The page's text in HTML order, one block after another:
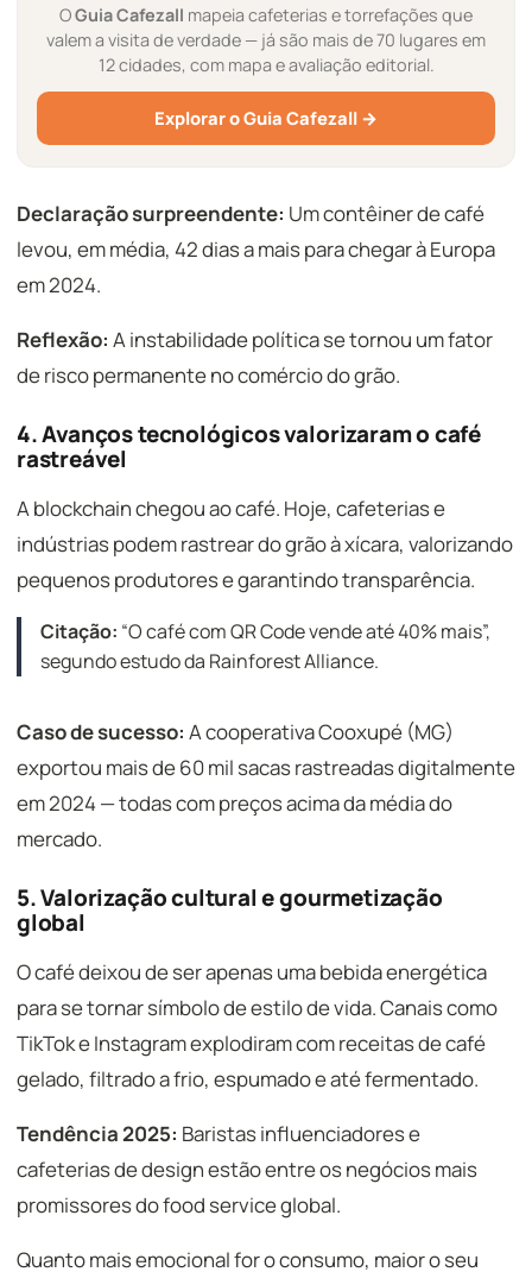
OGuia Cafezall mapeia cafeterias e torrefações que
valem a visita de verdade — já são mais de 70 lugares em
12 cidades, com mapa e avaliação editorial.
Explorar o Guia Cafezall →
Declaração surpreendente: Um contêiner de café
levou, em média, 42 dias a mais para chegar à Europa
em 2024.
Reflexão: A instabilidade política se tornou um fator
de risco permanente no comércio do grão.
4. Avanços tecnológicos valorizaram o café
rastreável
A blockchain chegou ao café. Hoje, cafeterias e
indústrias podem rastrear do grão à xícara, valorizando
pequenos produtores e garantindo transparência.
Citação: “O café com QR Code vende até 40% mais”,
segundo estudo da Rainforest Alliance.
Caso de sucesso: A cooperativa Cooxupé (MG)
exportou mais de 60 mil sacas rastreadas digitalmente
em 2024 — todas com preços acima da média do
mercado.
5. Valorização cultural e gourmetização
global
O café deixou de ser apenas uma bebida energética
para se tornar símbolo de estilo de vida. Canais como
TikTok e Instagram explodiram com receitas de café
gelado, filtrado a frio, espumado e até fermentado.
Tendência 2025: Baristas influenciadores e
cafeterias de design estão entre os negócios mais
promissores do food service global.
Quanto mais emocional for o consumo, maior o seu